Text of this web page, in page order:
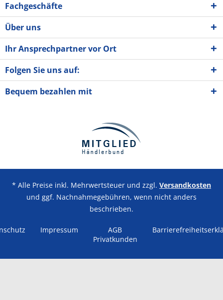
Fachgeschäfte
Über uns
Ihr Ansprechpartner vor Ort
Folgen Sie uns auf:
Bequem bezahlen mit
* Alle Preise inkl. Mehrwertsteuer und zzgl. Versandkosten
und ggf. Nachnahmegebühren, wenn nicht anders
beschrieben.
Impressum
AGB
Privatkunden